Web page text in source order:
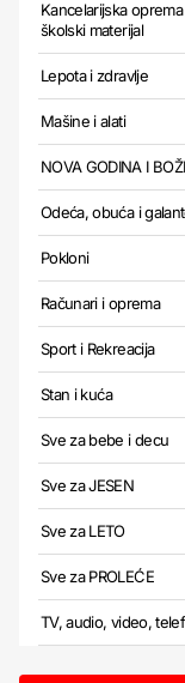
Kancelarijska oprema
školski materijal
Lepota i zdravlje
Mašine i alati
NOVA GODINA I
Odeća, obuća i
Pokloni
Računari i oprema
Sport i Rekreacija
Stan i kuća
Sve za bebe i decu
Sve za JESEN
Sve za LETO
Sve za PROLEĆE
TV, audio, video,